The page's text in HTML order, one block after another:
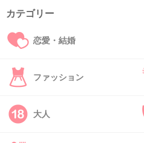
ションすらまだ行ってない
45. 匿名 2019/04/09(火) 21:04:00
カテゴリー
恋愛・結婚
ファッション
大人